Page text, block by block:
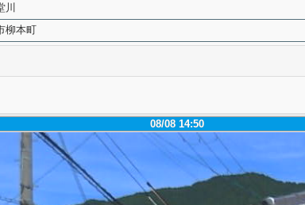
川
柳本町
08/08 14:50